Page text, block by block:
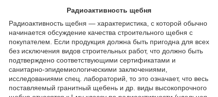
Радиоактивность щебня
Радиоактивность щебня — характеристика, с которой обычно
начинается обсуждение качества строительного щебня с
покупателем. Если продукция должна быть пригодна для всех
без исключения видов строительных работ, что должно быть
подтверждено соответствующими сертификатами и
санитарно-эпидемиологическими заключениями,
исследованиями спец. лабораторий, то это означает, что весь
поставляемый гранитный щебень и др. виды высокопрочного